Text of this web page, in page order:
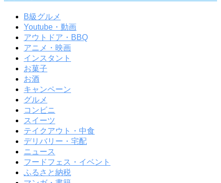
B級グルメ
Youtube・動画
アウトドア・BBQ
アニメ・映画
インスタント
お菓子
お酒
キャンペーン
グルメ
コンビニ
スイーツ
テイクアウト・中食
デリバリー・宅配
ニュース
フードフェス・イベント
ふるさと納税